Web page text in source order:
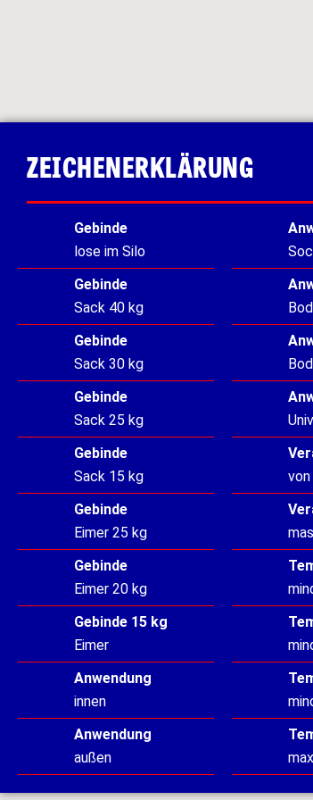
ZEICHENERKLÄRUNG
Gebinde
lose im Silo
Gebinde
Sack 40 kg
Gebinde
Sack 30 kg
Gebinde
Sack 25 kg
Gebinde
Sack 15 kg
Gebinde
Eimer 25 kg
Gebinde
Eimer 20 kg
Gebinde 15 kg
Eimer
Anwendung
innen
Anwendung
außen
von